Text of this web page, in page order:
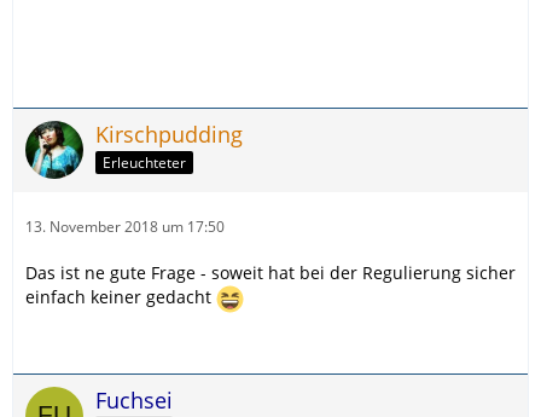
Kirschpudding
Erleuchteter
13. November 2018 um 17:50
Das ist ne gute Frage - soweit hat bei der Regulierung sicher
einfach keiner gedacht
Fuchsei